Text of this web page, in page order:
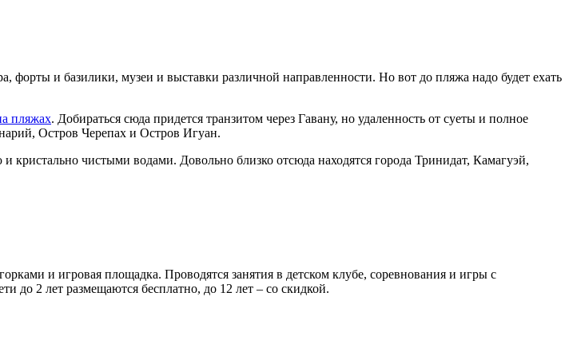
форты и базилики, музеи и выставки различной направленности. Но вот до пляжа надо будет ехать
пляжах. Добираться сюда придется транзитом через Гавану, но удаленность от суеты и полное
Остров Черепах и Остров Игуан.
кристально чистыми водами. Довольно близко отсюда находятся города Тринидат, Камагуэй,
и игровая площадка. Проводятся занятия в детском клубе, соревнования и игры с
до 2 лет размещаются бесплатно, до 12 лет – со скидкой.